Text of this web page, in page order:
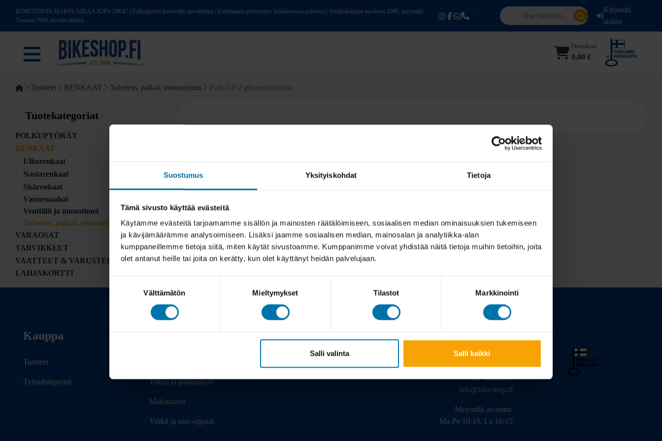
Suostumus Yksityiskohdat Tietoja
Tämä sivusto käyttää evästeitä
Käytämme evästeitä tarjoamamme sisällön ja mainosten räätälöimiseen, sosiaalisen median ominaisuuksien tukemiseen
ja kävijämäärämme analysoimiseen. Lisäksi jaamme sosiaalisen median, mainosalan ja analytiikka-alan
kumppaneillemme tietoja siitä, miten käytät sivustoamme. Kumppanimme voivat yhdistää näitä tietoja muihin tietoihin, joita
olet antanut heille tai joita on kerätty, kun olet käyttänyt heidän palvelujaan.
Välttämätön Mieltymykset Tilastot Markkinointi
Salli valinta Salli kaikki
KOROTONTA MAKSUAIKAA JOPA 24KK! | Polkupyörät kotiovelle ajovalmiina | Kotimainen perheyritys kolmannessa polvessa | Verkkokauppa vuodesta 2009, myymälä
Turussa 1940 -luvulta lähtien
Kirjaudu
sisään
Ostoskori
0,00 €
Tuotteet RENKAAT Tubeless, paikat, pistosuojaus Park GP-2 pikapaikkarasia
Tuotekategoriat
POLKUPYÖRÄT
RENKAAT
Ulkorenkaat
Nastarenkaat
Sisärenkaat
Vannenauhat
Venttiilit ja muuntimet
Tubeless, paikat, pistosuojaus
VARAOSAT
TARVIKKEET
VAATTEET & VARUSTEET
LAHJAKORTTI
Kauppa
Tuotteet
Työsuhdepyörä Takuu ja palautukset
Maksutavat
Vinkit ja osto-oppaat
Viilarinkatu 3, 20320 Turku
02 - 2322675
info@bikeshop.fi
Myymälä avoinna:
Ma-Pe 10-19, La 10-15